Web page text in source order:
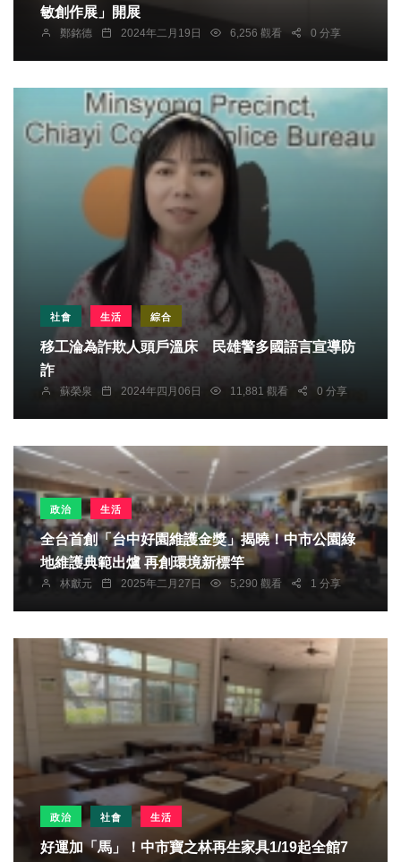
敏創作展」開展
鄭銘德 2024年二月19日 6,256 觀看 0 分享
社會 生活 綜合
移工淪為詐欺人頭戶溫床 民雄警多國語言宣導防
詐
蘇榮泉 2024年四月06日 11,881 觀看 0 分享
政治 生活
全台首創「台中好園維護金獎」揭曉！中市公園綠
地維護典範出爐 再創環境新標竿
林獻元 2025年二月27日 5,290 觀看 1 分享
政治 社會 生活
好運加「馬」！中市寶之林再生家具1/19起全館7